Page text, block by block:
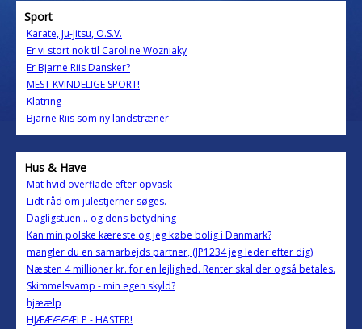
Sport
Karate, Ju-Jitsu, O.S.V.
Er vi stort nok til Caroline Wozniaky
Er Bjarne Riis Dansker?
MEST KVINDELIGE SPORT!
Klatring
Bjarne Riis som ny landstræner
Hus & Have
Mat hvid overflade efter opvask
Lidt råd om julestjerner søges.
Dagligstuen... og dens betydning
Kan min polske kæreste og jeg købe bolig i Danmark?
mangler du en samarbejds partner, (JP1234 jeg leder efter dig)
Næsten 4 millioner kr. for en lejlighed. Renter skal der også betales.
Skimmelsvamp - min egen skyld?
hjæælp
HJÆÆÆÆÆLP - HASTER!